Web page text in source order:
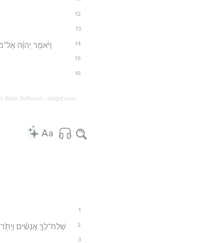
12
13
14 וַיֹּ֨אמֶר יְהוָ֜ה
15
16
Bible Software - sblgnt.com
1
2 שְׁלַח־לְךָ֣ אֲנָשִׁ֗ים
3